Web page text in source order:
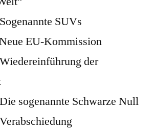
SUVs
EU-Kommission
der
sogenannte Schwarze Null